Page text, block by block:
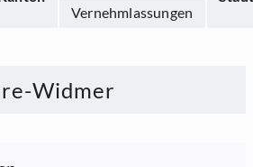
Vernehmlassungen
Widmer